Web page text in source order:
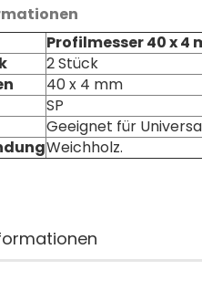
Profilmesser 40 x 4
2 Stück
40 x 4 mm
SP
Geeignet für
Weichholz.